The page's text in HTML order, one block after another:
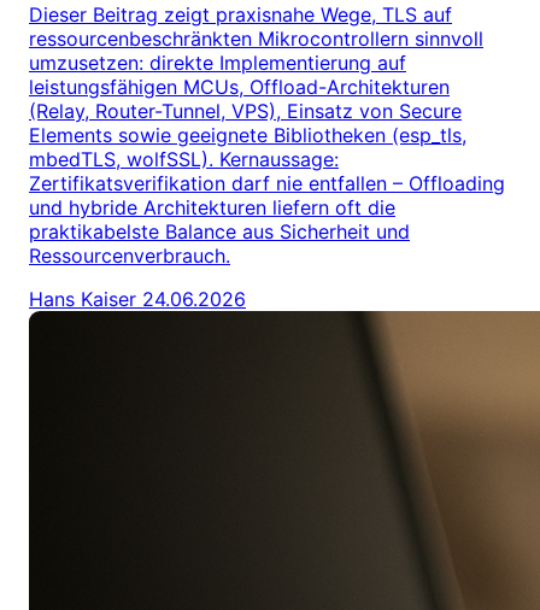
Dieser Beitrag zeigt praxisnahe Wege, TLS auf
ressourcenbeschränkten Mikrocontrollern sinnvoll
umzusetzen: direkte Implementierung auf
leistungsfähigen MCUs, Offload-Architekturen
(Relay, Router-Tunnel, VPS), Einsatz von Secure
Elements sowie geeignete Bibliotheken (esp_tls,
mbedTLS, wolfSSL). Kernaussage:
Zertifikatsverifikation darf nie entfallen – Offloading
und hybride Architekturen liefern oft die
praktikabelste Balance aus Sicherheit und
Ressourcenverbrauch.
Hans Kaiser 24.06.2026